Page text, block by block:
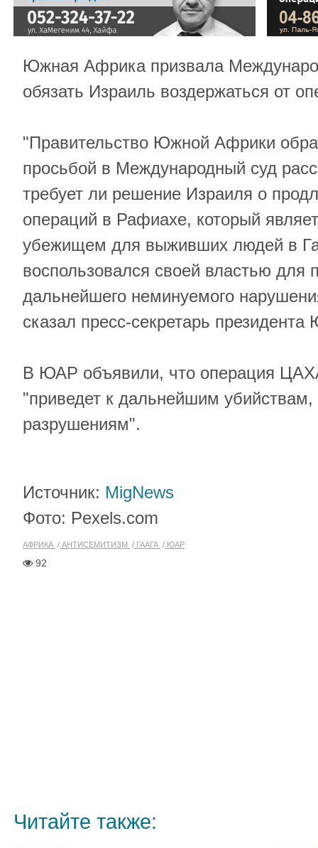
Южная Африка призвала
обязать Израиль воздержаться от
"Правительство Южной Африки
просьбой в Международный суд
требует ли решение Израиля о
операций в Рафиахе, который
убежищем для выживших людей в
воспользовался своей властью для
дальнейшего неминуемого
сказал пресс-секретарь президента
В ЮАР объявили, что операция
"приведет к дальнейшим
разрушениям".
Источник: MigNews
Фото: Pexels.com
АФРИКА АНТИСЕМИТИЗМ ГААГА ЮАР
92
Читайте также: